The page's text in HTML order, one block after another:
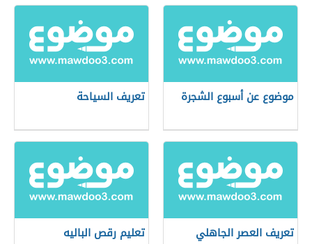
موضوع عن أسبوع الشجرة تعريف السياحة
تعريف العصر الجاهلي تعليم رقص الباليه